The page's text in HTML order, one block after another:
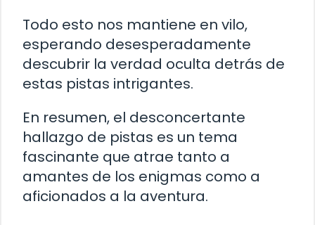
Todo esto nos mantiene en vilo,
esperando desesperadamente
descubrir la verdad oculta detrás de
estas pistas intrigantes.
En resumen, el desconcertante
hallazgo de pistas es un tema
fascinante que atrae tanto a
amantes de los enigmas como a
aficionados a la aventura.